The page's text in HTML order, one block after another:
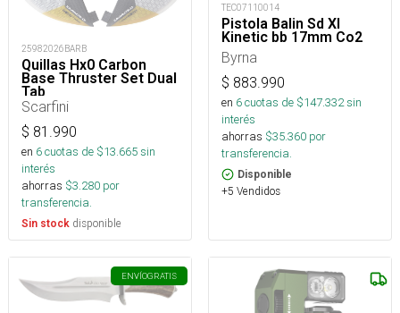
25982026BARB
Quillas Hx0 Carbon
Base Thruster Set Dual
Tab
Scarfini
$ 81.990
en 6cuotas de $13.665sin
interés
ahorras $3.280 por
transferencia.
Sin stock disponible
TEC07110014
Pistola Balin Sd Xl
Kinetic bb 17mm Co2
Byrna
$ 883.990
en 6cuotas de $147.332sin
interés
ahorras $35.360 por
transferencia.
Disponible
+5 Vendidos
ENVÍOGRATIS